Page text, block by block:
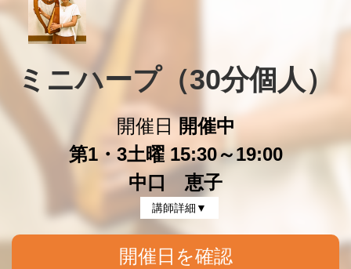
ミニハープ（30分個人）
開催日開催中
第1・3土曜 15:30～19:00
中口 恵子
講師詳細▼
開催日を確認